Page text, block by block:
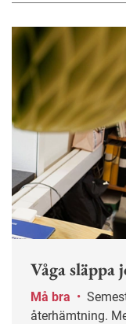
Våga släppa
Må bra •
återhämtning.